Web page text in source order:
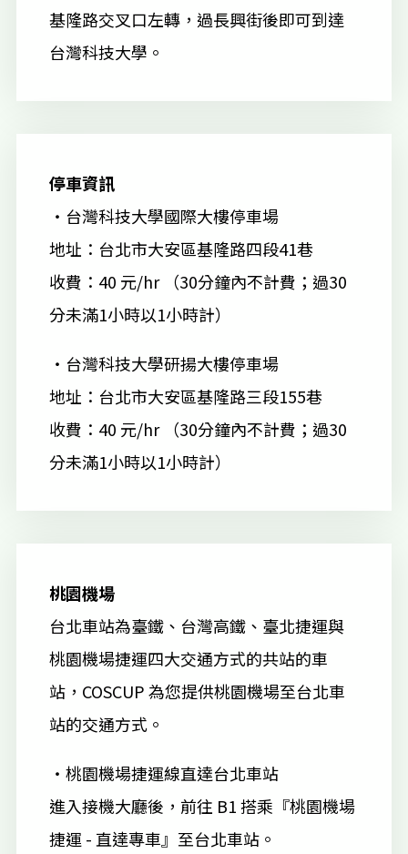
基隆路交叉口左轉，過長興街後即可到達
台灣科技大學。
停車資訊
・台灣科技大學國際大樓停車場
地址：台北市大安區基隆路四段41巷
收費：40 元/hr （30分鐘內不計費；過30
分未滿1小時以1小時計）
・台灣科技大學研揚大樓停車場
地址：台北市大安區基隆路三段155巷
收費：40 元/hr （30分鐘內不計費；過30
分未滿1小時以1小時計）
桃園機場
台北車站為臺鐵、台灣高鐵、臺北捷運與
桃園機場捷運四大交通方式的共站的車
站，COSCUP 為您提供桃園機場至台北車
站的交通方式。
・桃園機場捷運線直達台北車站
進入接機大廳後，前往 B1 搭乘『桃園機場
捷運 - 直達專車』至台北車站。